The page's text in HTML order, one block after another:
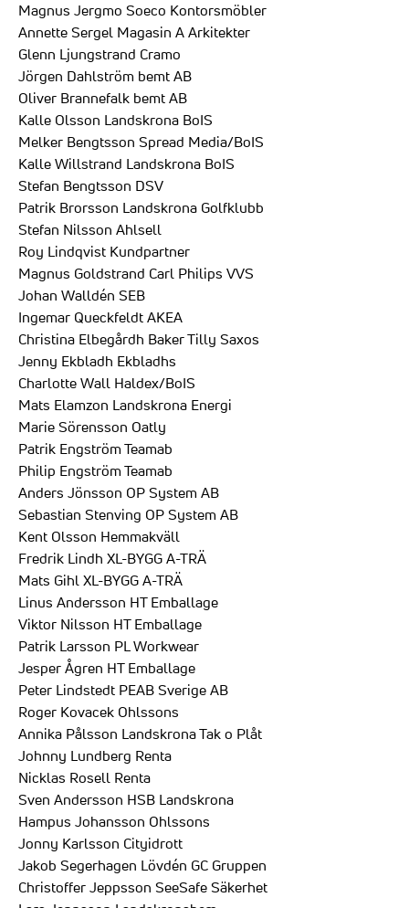
Magnus Jergmo Soeco Kontorsmöbler
Annette Sergel Magasin A Arkitekter
Glenn Ljungstrand Cramo
Jörgen Dahlström bemt AB
Oliver Brannefalk bemt AB
Kalle Olsson Landskrona BoIS
Melker Bengtsson Spread Media/BoIS
Kalle Willstrand Landskrona BoIS
Stefan Bengtsson DSV
Patrik Brorsson Landskrona Golfklubb
Stefan Nilsson Ahlsell
Roy Lindqvist Kundpartner
Magnus Goldstrand Carl Philips VVS
Johan Walldén SEB
Ingemar Queckfeldt AKEA
Christina Elbegårdh Baker Tilly Saxos
Jenny Ekbladh Ekbladhs
Charlotte Wall Haldex/BoIS
Mats Elamzon Landskrona Energi
Marie Sörensson Oatly
Patrik Engström Teamab
Philip Engström Teamab
Anders Jönsson OP System AB
Sebastian Stenving OP System AB
Kent Olsson Hemmakväll
Fredrik Lindh XL-BYGG A-TRÄ
Mats Gihl XL-BYGG A-TRÄ
Linus Andersson HT Emballage
Viktor Nilsson HT Emballage
Patrik Larsson PL Workwear
Jesper Ågren HT Emballage
Peter Lindstedt PEAB Sverige AB
Roger Kovacek Ohlssons
Annika Pålsson Landskrona Tak o Plåt
Johnny Lundberg Renta
Nicklas Rosell Renta
Sven Andersson HSB Landskrona
Hampus Johansson Ohlssons
Jonny Karlsson Cityidrott
Jakob Segerhagen Lövdén GC Gruppen
Christoffer Jeppsson SeeSafe Säkerhet